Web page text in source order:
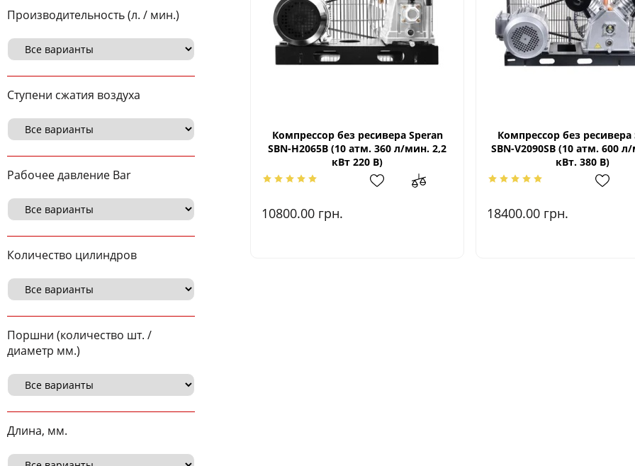
Производительность (л. / мин.)
Ступени сжатия воздуха
Рабочее давление Bar
Количество цилиндров
Поршни (количество шт. /
диаметр мм.)
Длина, мм.
Компрессор без ресивера Speran
SBN-Н2065В (10 атм. 360 л/мин. 2,2
кВт 220 В)
10800.00 грн.
Компрессор без ресивера
SBN-V2090SВ (10 атм. 600
кВт. 380 В)
18400.00 грн.